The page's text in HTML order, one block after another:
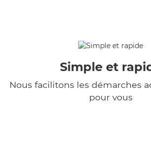
Simple et
Nous facilitons les démarches
pour vous